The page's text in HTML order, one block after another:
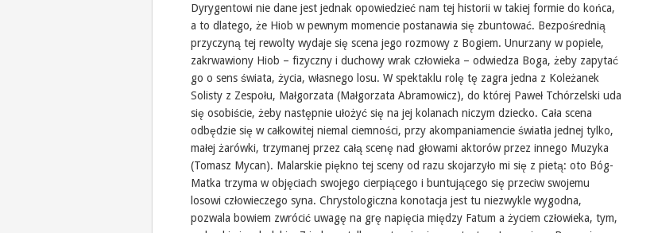
Dyrygentowi nie dane jest jednak opowiedzieć nam tej historii w takiej formie do końca,
a to dlatego, że Hiob w pewnym momencie postanawia się zbuntować. Bezpośrednią
przyczyną tej rewolty wydaje się scena jego rozmowy z Bogiem. Unurzany w popiele,
zakrwawiony Hiob – fizyczny i duchowy wrak człowieka – odwiedza Boga, żeby zapytać
go o sens świata, życia, własnego losu. W spektaklu rolę tę zagra jedna z Koleżanek
Solisty z Zespołu, Małgorzata (Małgorzata Abramowicz), do której Paweł Tchórzelski uda
się osobiście, żeby następnie ułożyć się na jej kolanach niczym dziecko. Cała scena
odbędzie się w całkowitej niemal ciemności, przy akompaniamencie światła jednej tylko,
małej żarówki, trzymanej przez całą scenę nad głowami aktorów przez innego Muzyka
(Tomasz Mycan). Malarskie piękno tej sceny od razu skojarzyło mi się z pietą: oto Bóg-
Matka trzyma w objęciach swojego cierpiącego i buntującego się przeciw swojemu
losowi człowieczego syna. Chrystologiczna konotacja jest tu niezwykle wygodna,
pozwala bowiem zwrócić uwagę na grę napięcia między Fatum a życiem człowieka, tym,